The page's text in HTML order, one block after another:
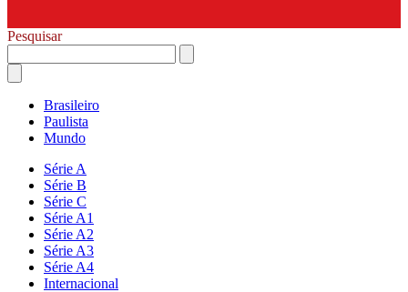
Pesquisar
Brasileiro
Paulista
Mundo
Série A
Série B
Série C
Série A1
Série A2
Série A3
Série A4
Internacional